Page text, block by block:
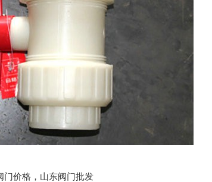
门价格，山东阀门批发